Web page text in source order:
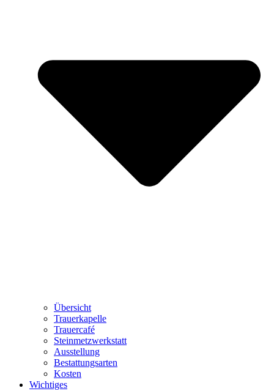
Übersicht
Trauerkapelle
Trauercafé
Steinmetzwerkstatt
Ausstellung
Bestattungsarten
Kosten
Wichtiges